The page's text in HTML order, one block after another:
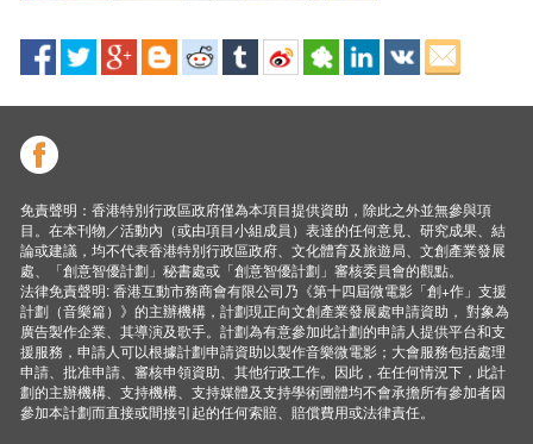
免責聲明：香港特別行政區政府僅為本項目提供資助，除此之外並無參與項
目。在本刊物／活動內（或由項目小組成員）表達的任何意見、研究成果、結
論或建議，均不代表香港特別行政區政府、文化體育及旅遊局、文創產業發展
處、「創意智優計劃」秘書處或「創意智優計劃」審核委員會的觀點。
法律免責聲明: 香港互動市務商會有限公司乃《第十四屆微電影「創+作」支援
計劃（音樂篇）》的主辦機構，計劃現正向文創產業發展處申請資助， 對象為
廣告製作企業、其導演及歌手。計劃為有意參加此計劃的申請人提供平台和支
援服務，申請人可以根據計劃申請資助以製作音樂微電影；大會服務包括處理
申請、批准申請、審核申領資助、其他行政工作。因此，在任何情況下，此計
劃的主辦機構、支持機構、支持媒體及支持學術圑體均不會承擔所有參加者因
參加本計劃而直接或間接引起的任何索賠、賠償費用或法律責任。